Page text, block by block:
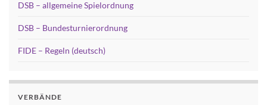
DSB – allgemeine Spielordnung
DSB – Bundesturnierordnung
FIDE – Regeln (deutsch)
VERBÄNDE